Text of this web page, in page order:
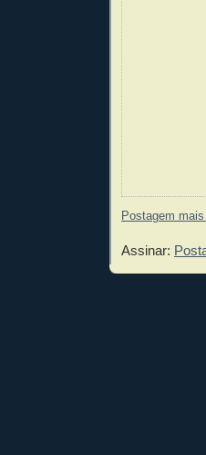
Postagem
Assinar: